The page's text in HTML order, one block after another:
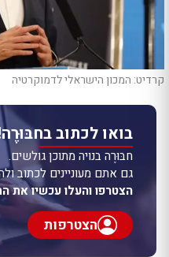
קרדיט: המכון הישראלי לדמוקרטיה
בואו לכתוב
חבּוּרֶה בנויה מתוכן גולשים.
גם אתם מעוניינים לכתוב
הצטרפו והעלו עכשיו את
הצטרפות